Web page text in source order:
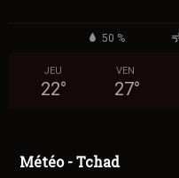
50 %
JEU
22°
VEN
27°
Météo - Tchad